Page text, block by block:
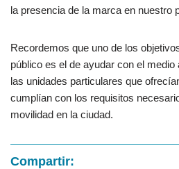
la presencia de la marca en nuestro
Recordemos que uno de los
público es el de ayudar con el medio
las unidades particulares que
cumplían con los requisitos
movilidad en la ciudad.
Compartir: